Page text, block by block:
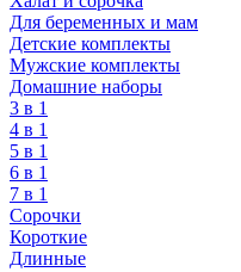
Для беременных и мам
Детские комплекты
Мужские комплекты
Домашние наборы
3 в 1
4 в 1
5 в 1
6 в 1
7 в 1
Сорочки
Короткие
Длинные